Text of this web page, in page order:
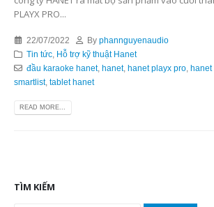
PLAYX PRO...
22/07/2022 Byphannguyenaudio
Tin tức,
Hỗ trợ kỹ thuật Hanet
đầu karaoke hanet, hanet, hanet playx pro, hanet
smartlist, tablet hanet
READ MORE...
TÌM KIẾM